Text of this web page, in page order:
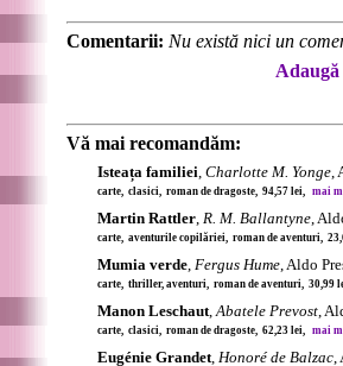
Comentarii: Nu există nici un
Vă mai recomandăm:
Isteața familiei, Charlotte M. Yonge,
carte, clasici, roman de dragoste, 94,57 lei, mai
Martin Rattler, R. M. Ballantyne,
carte, aventurile copilăriei, roman de aventuri,
Mumia verde, Fergus Hume, Aldo
carte, thriller, aventuri, roman de aventuri, 30,99
Manon Leschaut,Abatele Prevost,
carte, clasici, roman de dragoste, 62,23 lei, mai
Eugénie Grandet, Honoré de Balzac,